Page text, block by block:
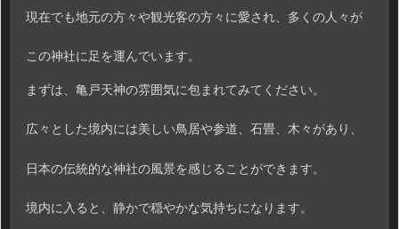
現在でも地元の方々や観光客の方々に愛され、多くの人々が
この神社に足を運んでいます。
まずは、亀戸天神の雰囲気に包まれてみてください。
広々とした境内には美しい鳥居や参道、石畳、木々があり、
日本の伝統的な神社の風景を感じることができます。
境内に入ると、静かで穏やかな気持ちになります。